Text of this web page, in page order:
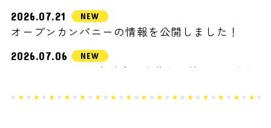
2026.07.21
オープンカンパニーの情報を公開しました！
2026.07.06
ytvアナウンサー座談会の応募を開始しました！
2026.07.03